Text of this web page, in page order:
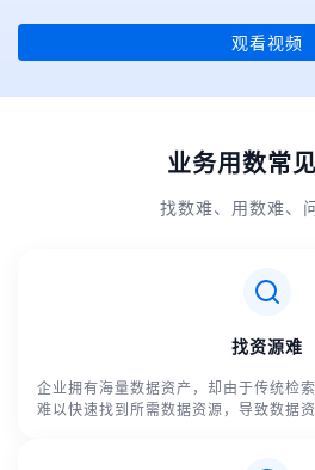
观看视频
业务用数常
找数难、用数难、
找资源难
企业拥有海量数据资产，却由于传统检
难以快速找到所需数据资源，导致数据资